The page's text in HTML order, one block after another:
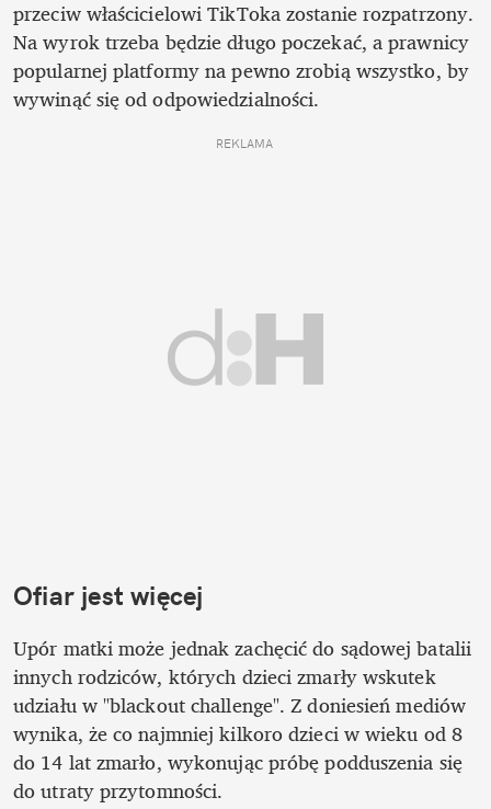
przeciw właścicielowi TikToka zostanie rozpatrzony.
Na wyrok trzeba będzie długo poczekać, a prawnicy
popularnej platformy na pewno zrobią wszystko, by
wywinąć się od odpowiedzialności.
REKLAMA
Ofiar jest więcej
Upór matki może jednak zachęcić do sądowej batalii
innych rodziców, których dzieci zmarły wskutek
udziału w "blackout challenge". Z doniesień mediów
wynika, że co najmniej kilkoro dzieci w wieku od 8
do 14 lat zmarło, wykonując próbę podduszenia się
do utraty przytomności.